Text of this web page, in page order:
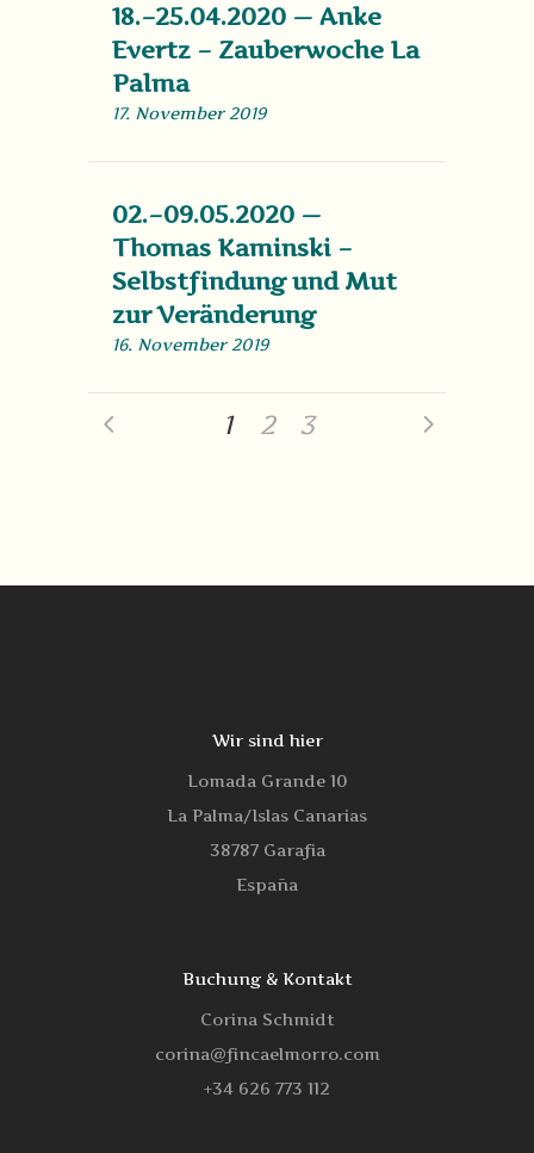
18.–25.04.2020 — Anke
Evertz – Zauberwoche La
Palma
17. November 2019
02.–09.05.2020 —
Thomas Kaminski –
Selbstfindung und Mut
zur Veränderung
16. November 2019
1 2 3
Wir sind hier
Lomada Grande 10
La Palma/Islas Canarias
38787 Garafia
España
Buchung & Kontakt
Corina Schmidt
corina@fincaelmorro.com
‭+34 626 773 112‬